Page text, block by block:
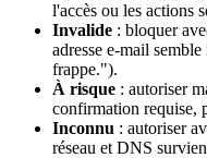
l'accès ou les actions
Invalide : bloquer
adresse e-mail
frappe.").
À risque : autoriser
confirmation requise,
Inconnu : autoriser
réseau et DNS